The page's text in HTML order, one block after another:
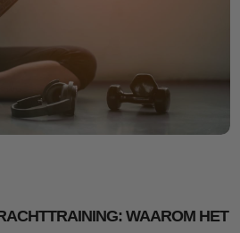
WAAROM HET